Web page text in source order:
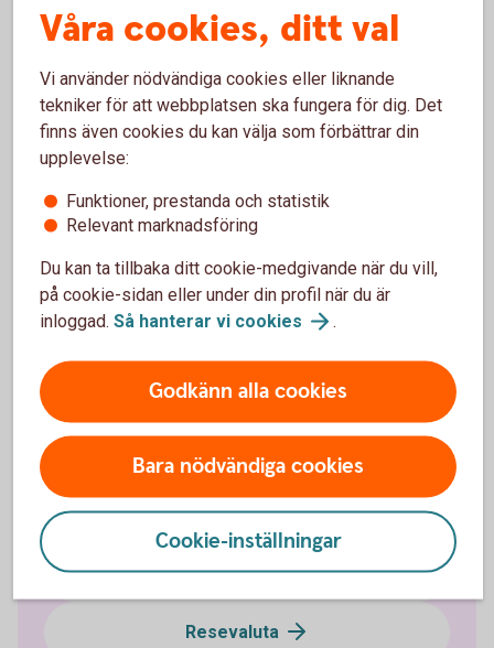
Mer information
Frågor och svar om insättning och uttag
(bankomat.se)
Lösa in ogiltiga sedlar(riksbank.se)
Sedlar och mynt
Därför ställer vi frågor för att hindra
Kontanter och bankomater
Gamla sedlar och mynt
Ta ut pengar
Betala utan kontanter
Resevaluta
Våra cookies, ditt val
Vi använder nödvändiga cookies eller liknande
tekniker för att webbplatsen ska fungera för dig. Det
finns även cookies du kan välja som förbättrar din
upplevelse:
Funktioner, prestanda och statistik
Relevant marknadsföring
Du kan ta tillbaka ditt cookie-medgivande när du vill,
på cookie-sidan eller under din profil när du är
inloggad. Så hanterar vi cookies .
Godkänn alla cookies
Bara nödvändiga cookies
Cookie-inställningar